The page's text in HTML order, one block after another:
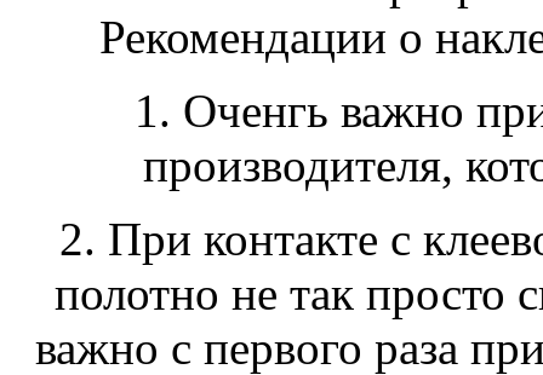
Рекомендации о
1. Оченгь важно
производителя,
2. При контакте с
полотно не так просто
важно с первого раза